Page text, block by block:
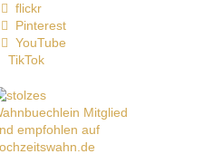
flickr
Pinterest
YouTube
TikTok